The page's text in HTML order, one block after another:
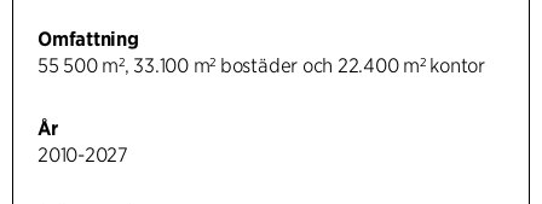
Omfattning
55 500 m², 33.100 m² bostäder och 22.400 m² kontor
År
2010-2027